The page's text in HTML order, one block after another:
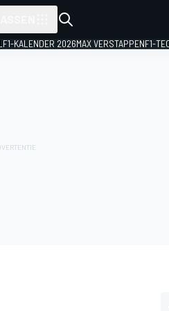
F1-KALENDER 2026MAX VERSTAPPENF1-